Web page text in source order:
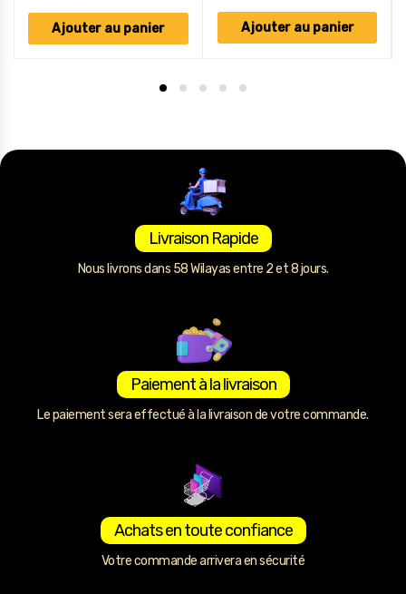
Ajouter au panier Ajouter au panier
Livraison Rapide
Nous livrons dans 58 Wilayas entre 2 et 8 jours.
Paiement à la livraison
Le paiement sera effectué à la livraison de votre commande.
Achats en toute confiance
Votre commande arrivera en sécurité